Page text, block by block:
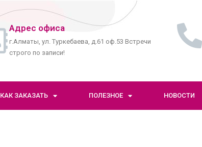
Адрес офиса
г.Алматы, ул. Туркебаева, д.61 оф.53 Встречи
строго по записи!
КАК ЗАКАЗАТЬ ПОЛЕЗНОЕ НОВОСТИ